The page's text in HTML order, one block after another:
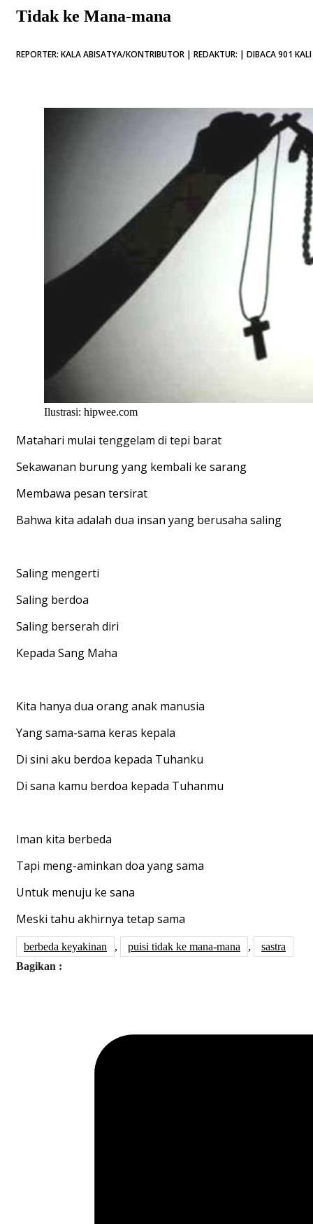
Tidak ke Mana-mana
REPORTER: KALA ABISATYA/KONTRIBUTOR | REDAKTUR: | DIBACA 901 KALI
Ilustrasi: hipwee.com
Matahari mulai tenggelam di tepi barat
Sekawanan burung yang kembali ke sarang
Membawa pesan tersirat
Bahwa kita adalah dua insan yang berusaha saling
Saling mengerti
Saling berdoa
Saling berserah diri
Kepada Sang Maha
Kita hanya dua orang anak manusia
Yang sama-sama keras kepala
Di sini aku berdoa kepada Tuhanku
Di sana kamu berdoa kepada Tuhanmu
Iman kita berbeda
Tapi meng-aminkan doa yang sama
Untuk menuju ke sana
Meski tahu akhirnya tetap sama
berbeda keyakinan , puisi tidak ke mana-mana ,
sastra
Bagikan :